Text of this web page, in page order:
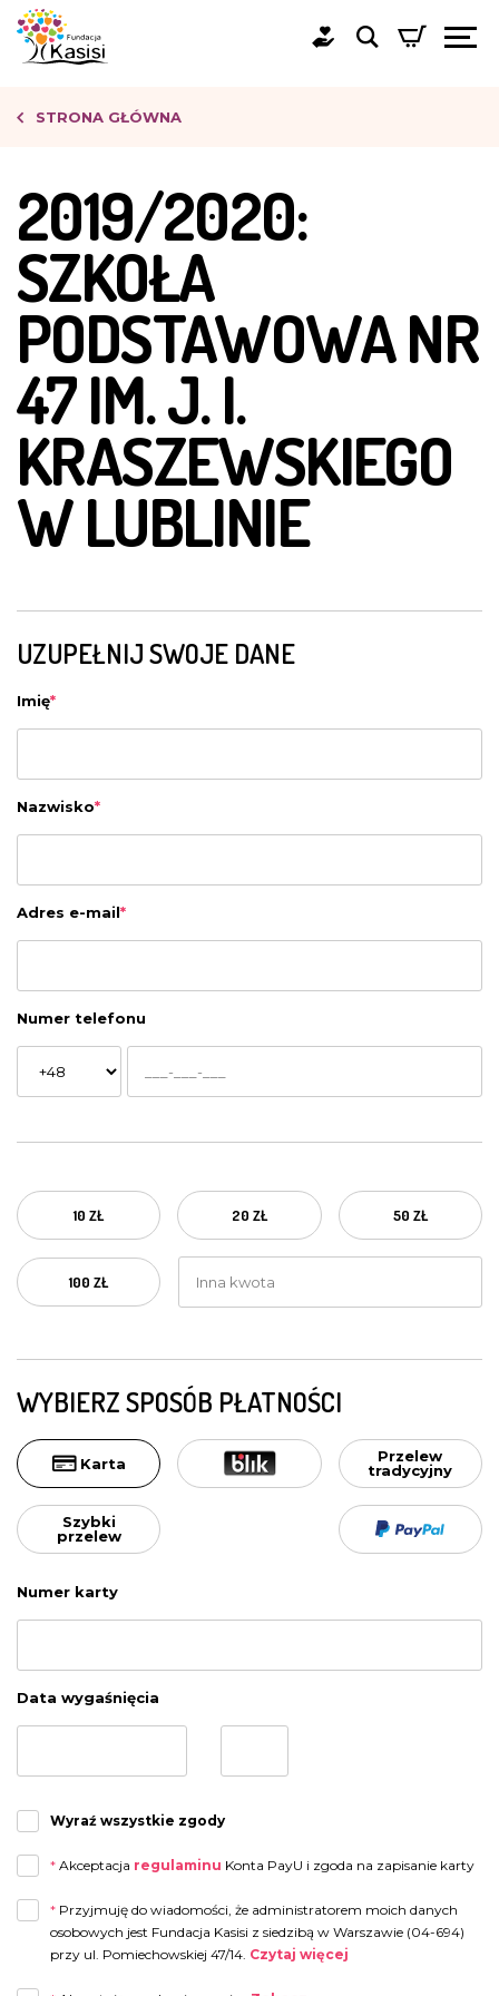
STRONA GŁÓWNA
2019/2020:
SZKOŁA
PODSTAWOWA NR
47 IM. J. I.
KRASZEWSKIEGO
W LUBLINIE
UZUPEŁNIJ SWOJE DANE
Imię*
Nazwisko*
Adres e-mail*
Numer telefonu
10 ZŁ 20 ZŁ 50 ZŁ
100 ZŁ
WYBIERZ SPOSÓB PŁATNOŚCI
Karta
Przelew
tradycyjny
Szybki
przelew
Numer karty
Data wygaśnięcia
Wyraź wszystkie zgody
* Akceptacja regulaminu Konta PayU i zgoda na zapisanie karty
* Przyjmuję do wiadomości, że administratorem moich danych
osobowych jest Fundacja Kasisi z siedzibą w Warszawie (04-694)
przy ul. Pomiechowskiej 47/14. Czytaj więcej
Przyjmuję do wiadomości, że administratorem moich danych osobowych jest